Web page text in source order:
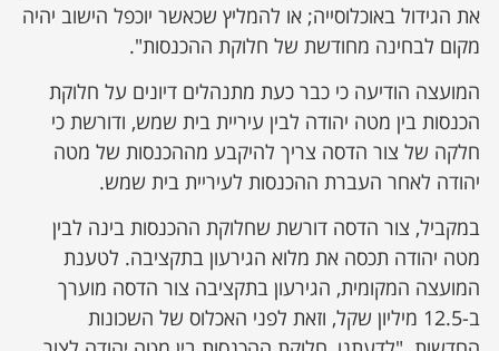
את הגידול באוכלוסייה; או להמליץ שכאשר יוכפל הישוב יהיה
מקום לבחינה מחודשת של חלוקת ההכנסות".
המועצה הודיעה כי כבר כעת מתנהלים דיונים על חלוקת
הכנסות בין מטה יהודה לבין עיריית בית שמש, ודורשת כי
חלקה של צור הדסה צריך להיקבע מההכנסות של מטה
יהודה לאחר העברת ההכנסות לעיריית בית שמש.
במקביל, צור הדסה דורשת שחלוקת ההכנסות בינה לבין
מטה יהודה תכסה את מלוא הגירעון בתקציבה. לטענת
המועצה המקומית, הגירעון בתקציבה צור הדסה מוערך
ב-12.5 מיליון שקל, וזאת לפני האכלוס של השכונות